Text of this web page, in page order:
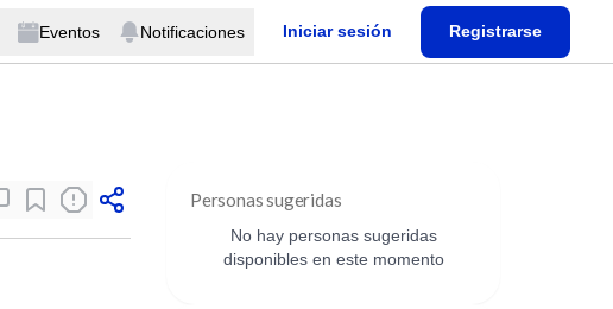
Eventos Notificaciones Iniciar sesión Registrarse
Personas sugeridas
No hay personas sugeridas
disponibles en este momento